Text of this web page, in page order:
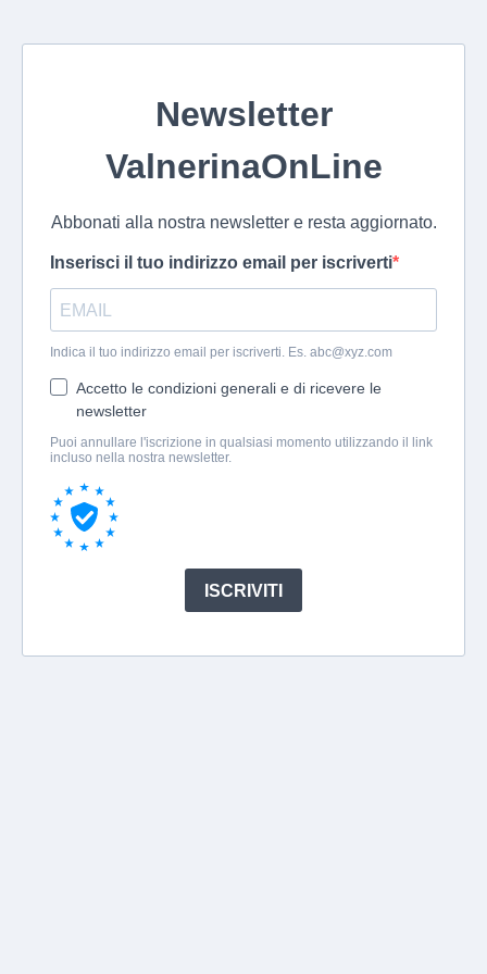
Newsletter
ValnerinaOnLine
Abbonati alla nostra newsletter e resta aggiornato.
Inserisci il tuo indirizzo email per iscriverti
Indica il tuo indirizzo email per iscriverti. Es. abc@xyz.com
Accetto le condizioni generali e di ricevere le
newsletter
Puoi annullare l'iscrizione in qualsiasi momento utilizzando il link
incluso nella nostra newsletter.
ISCRIVITI